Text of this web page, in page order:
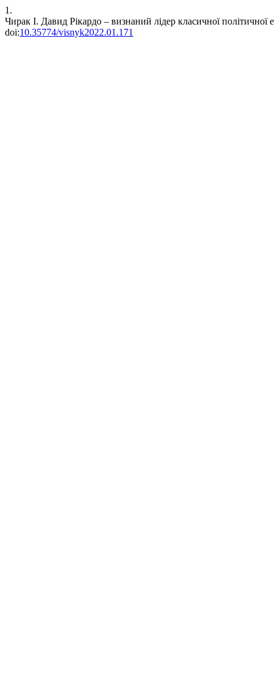
1.
Чирак І. Давид Рікардо – визнаний лідер класичної
doi:10.35774/visnyk2022.01.171